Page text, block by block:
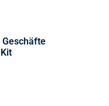
Geschäfte